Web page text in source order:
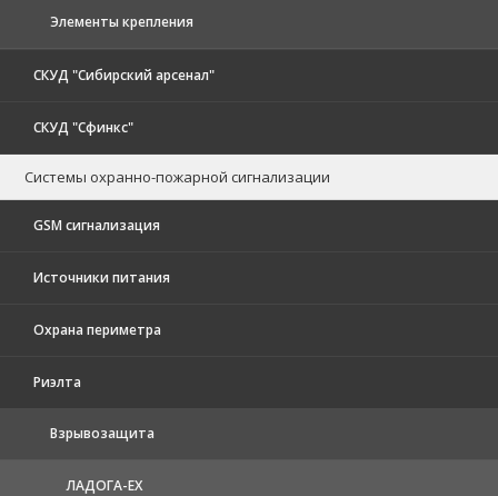
Элементы крепления
СКУД "Сибирский арсенал"
СКУД "Сфинкс"
Системы охранно-пожарной сигнализации
GSM сигнализация
Источники питания
Охрана периметра
Риэлта
Взрывозащита
ЛАДОГА-EX